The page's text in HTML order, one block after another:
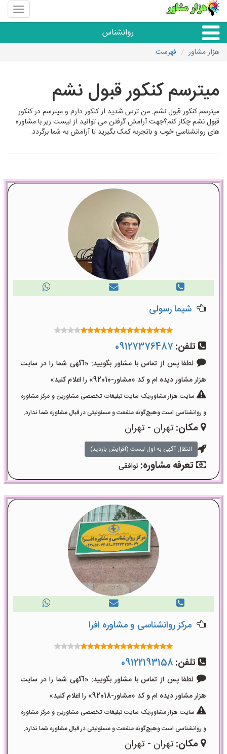
منوی
سایت
مشاور
روانشناس
گروه روانشناسی
هزار مشاور فهرست
میترسم کنکور قبول نشم
میترسم کنکور قبول نشم: من ترس شدید از کنکور دارم و میترسم در کنکور
قبول نشم چکار کنم؟جهت آرامش گرفتن می توانید از لیست زیر با مشاوره
های روانشناسی خوب و باتجربه کمک بگیرید تا آرامش به شما برگردد.
شیما رسولی
تلفن: 09127376487
لطفا پس از تماس با مشاور بگویید: «آگهی شما را در سایت
هزار مشاور دیده ام و کد «مشاور-92010» را اعلام کنید»
سایت هزار مشاور،یک سایت تبلیغات تخصصی مشاورین و مرکز مشاوره
و روانشناسی است وهیچ‌گونه منفعت و مسئولیتی در قبال مشاوره شما ندارد.
مکان:تهران - تهران
انتقال آگهی به اول لیست (افزایش بازدید)
تعرفه مشاوره: توافقی
مرکز روانشناسی و مشاوره افرا
تلفن: 09122193158
لطفا پس از تماس با مشاور بگویید: «آگهی شما را در سایت
هزار مشاور دیده ام و کد «مشاور-92018» را اعلام کنید»
سایت هزار مشاور،یک سایت تبلیغات تخصصی مشاورین و مرکز مشاوره
و روانشناسی است وهیچ‌گونه منفعت و مسئولیتی در قبال مشاوره شما ندارد.
مکان:تهران - تهران